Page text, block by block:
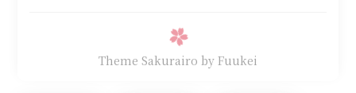
Theme Sakurairo by Fuukei